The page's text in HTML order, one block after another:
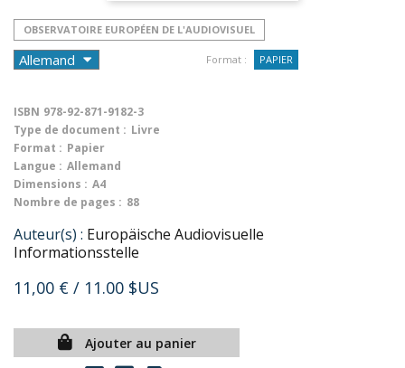
OBSERVATOIRE EUROPÉEN DE L'AUDIOVISUEL
Format : PAPIER
ISBN 978-92-871-9182-3
Type de document : Livre
Format : Papier
Langue : Allemand
Dimensions : A4
Nombre de pages : 88
Auteur(s) : Europäische Audiovisuelle
Informationsstelle
11,00 € / 11.00 $US
Ajouter au panier